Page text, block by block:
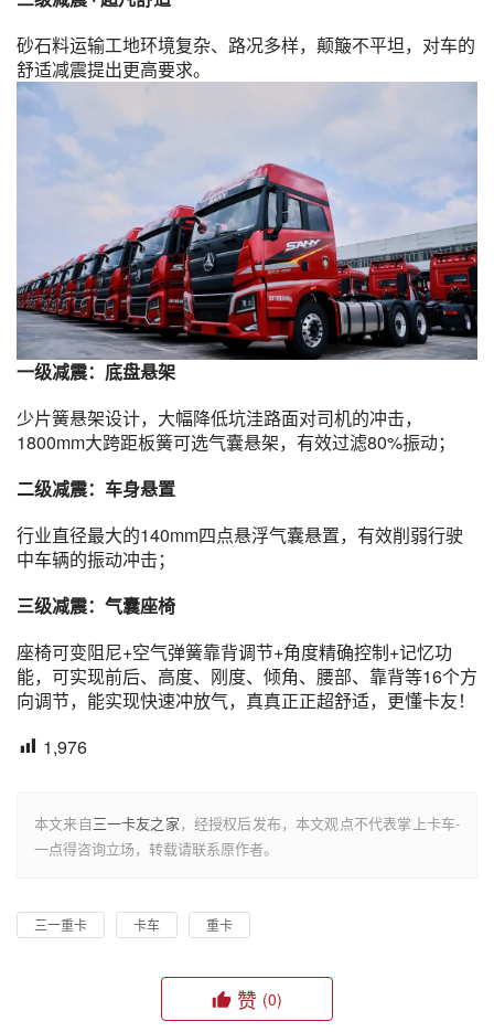
砂石料运输工地环境复杂、路况多样，颠簸不平坦，对车的
舒适减震提出更高要求。
一级减震：底盘悬架
少片簧悬架设计，大幅降低坑洼路面对司机的冲击，
1800mm大跨距板簧可选气囊悬架，有效过滤80%振动；
二级减震：车身悬置
行业直径最大的140mm四点悬浮气囊悬置，有效削弱行驶
中车辆的振动冲击；
三级减震：气囊座椅
座椅可变阻尼+空气弹簧靠背调节+角度精确控制+记忆功
能，可实现前后、高度、刚度、倾角、腰部、靠背等16个方
向调节，能实现快速冲放气，真真正正超舒适，更懂卡友！
1,976
本文来自三一卡友之家，经授权后发布，本文观点不代表掌上卡车-
一点得咨询立场，转载请联系原作者。
三一重卡 卡车 重卡
赞 (0)